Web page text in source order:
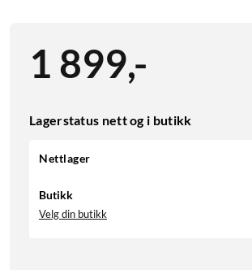
1 899,-
Lagerstatus nett og i butikk
Nettlager
Butikk
Velg din butikk